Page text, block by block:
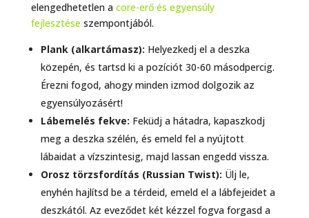
elengedhetetlen a core-erő és egyensúly
fejlesztése szempontjából.
Plank (alkartámasz): Helyezkedj el a deszka
közepén, és tartsd ki a pozíciót 30-60 másodpercig.
Érezni fogod, ahogy minden izmod dolgozik az
egyensúlyozásért!
Lábemelés fekve: Feküdj a hátadra, kapaszkodj
meg a deszka szélén, és emeld fel a nyújtott
lábaidat a vízszintesig, majd lassan engedd vissza.
Orosz törzsfordítás (Russian Twist): Ülj le,
enyhén hajlítsd be a térdeid, emeld el a lábfejeidet a
deszkától. Az eveződet két kézzel fogva forgasd a